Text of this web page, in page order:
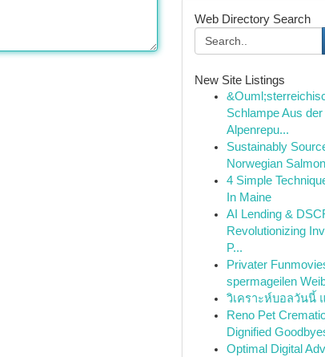
Web Directory Search
New Site Listings
Schlampe Aus der
Alpenrepu...
Sustainably
Norwegian
4 Simple
In Maine
AI Lending &
Revolutionizing
P...
Privater
spermageilen
วิเคราะห์บอลวันนี้
Reno Pet
Dignified
Optimal Digital